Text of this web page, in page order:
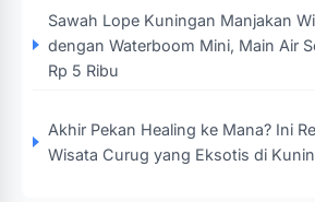
Sawah Lope Kuningan Manjakan
dengan Waterboom Mini, Main Air
Rp 5 Ribu
Akhir Pekan Healing ke Mana? Ini
Wisata Curug yang Eksotis di